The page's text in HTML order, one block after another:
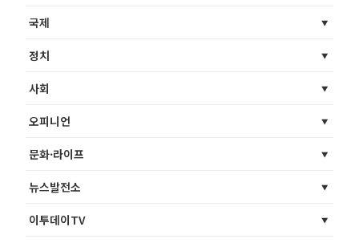
국제
정치
사회
오피니언
문화·라이프
뉴스발전소
이투데이TV